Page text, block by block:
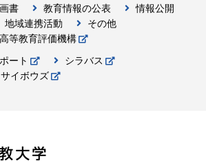
書 教育情報の公表
情報公開
地域連携活動
その他
等教育評価機構
ート
シラバス
サイボウズ